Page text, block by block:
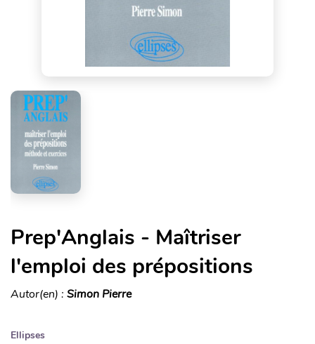
Prep'Anglais - Maîtriser
l'emploi des prépositions
Autor(en) : Simon Pierre
Ellipses